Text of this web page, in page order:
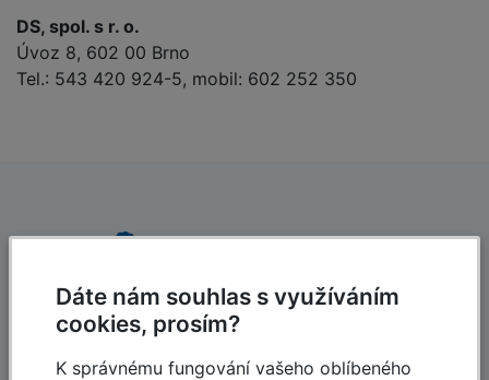
DS, spol. s r. o.
Úvoz 8, 602 00 Brno
Tel.: 543 420 924-5, mobil: 602 252 350
Dlouholetá tradice
120-letá tradice,
založeno 1900
Rychlé dodání
Dáte nám souhlas s využíváním
cookies, prosím?
K správnému fungování vašeho oblíbeného